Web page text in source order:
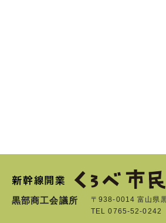
黒部商工会議所
〒938-0014 富山県
TEL 0765-52-